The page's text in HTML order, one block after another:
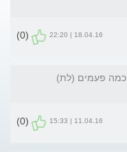
18.04.16 | 22:20
(0)
11.04.16 | 15:33
(0)